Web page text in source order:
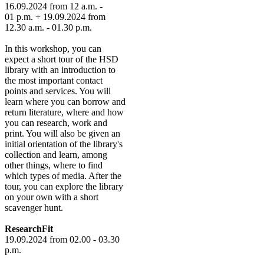
16.09.2024 from 12 a.m. -
01 p.m. + 19.09.2024 from
12.30 a.m. - 01.30 p.m.
In this workshop, you can
expect a short tour of the HSD
library with an introduction to
the most important contact
points and services. You will
learn where you can borrow and
return literature, where and how
you can research, work and
print. You will also be given an
initial orientation of the library's
collection and learn, among
other things, where to find
which types of media. After the
tour, you can explore the library
on your own with a short
scavenger hunt.
ResearchFit
19.09.2024 from 02.00 - 03.30
p.m.